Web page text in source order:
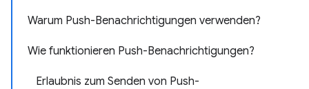
Warum Push-Benachrichtigungen verwenden?
Wie funktionieren Push-Benachrichtigungen?
Erlaubnis zum Senden von Push-